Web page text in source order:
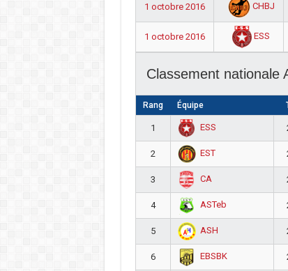
1 octobre 2016 CHBJ
1 octobre 2016 ESS
Classement nationale
Rang Équipe
1 ESS
2 EST
3 CA
4 ASTeb
5 ASH
6 EBSBK